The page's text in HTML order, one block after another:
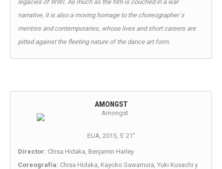
legacies of WWI. As much as the film is couched in a war
narrative, it is also a moving homage to the choreographer´s
mentors and contemporaries, whose lives and short careers are
pitted against the fleeting nature of the dance art form.
AMONGST
EUA, 2015, 5’ 21’’
Director: Chisa Hidaka, Benjamin Harley
Coreografía: Chisa Hidaka, Kayoko Sawamura, Yuki Kusachi y